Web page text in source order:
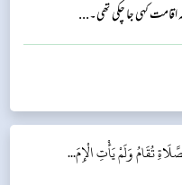
کہی جا چکی تھی۔...
تُقَامُ وَلَمْ يَأْتِ الْإِمَ...